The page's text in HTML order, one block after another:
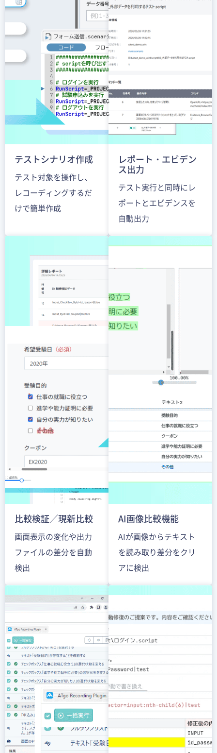
テストシナリオ作成
テスト対象を操作し、
レコーディングするだ
けで簡単作成
レポート・エビデン
ス出力
テスト実行と同時にレ
ポートとエビデンスを
自動出力
比較検証／現新比較
画面表示の変化や出力
ファイルの差分を自動
検出
AI画像比較機能
AIが画像からテキスト
を読み取り差分をクリ
アに検出